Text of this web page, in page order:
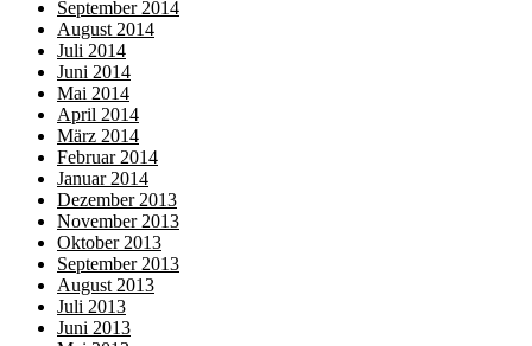
September 2014
August 2014
Juli 2014
Juni 2014
Mai 2014
April 2014
März 2014
Februar 2014
Januar 2014
Dezember 2013
November 2013
Oktober 2013
September 2013
August 2013
Juli 2013
Juni 2013